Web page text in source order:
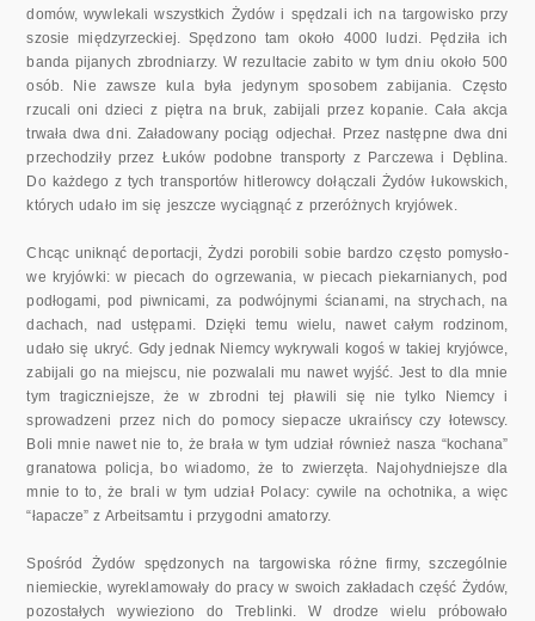
domów, wywlekali wszystkich Żydów i spędzali ich na targowisko przy
szosie międzyrzeckiej. Spędzono tam około 4000 ludzi. Pędziła ich
banda pijanych zbrodniarzy. W rezultacie zabito w tym dniu około 500
osób. Nie zawsze kula była jedynym sposobem zabijania. Czę­sto
rzucali oni dzieci z piętra na bruk, zabijali przez kopanie. Cała akcja
trwała dwa dni. Załadowany pociąg odjechał. Przez następne dwa dni
przechodziły przez Łuków podobne transporty z Parczewa i Dęblina.
Do każdego z tych transportów hitlerowcy dołączali Żydów łukowskich,
któ­rych udało im się jeszcze wyciągnąć z przeróżnych kryjówek.
Chcąc uniknąć deportacji, Żydzi porobili sobie bardzo często pomysło­
we kryjówki: w piecach do ogrzewania, w piecach piekarnianych, pod
podłogami, pod piwnicami, za podwójnymi ścianami, na strychach, na
dachach, nad ustępami. Dzięki temu wielu, nawet całym rodzinom,
udało się ukryć. Gdy jednak Niemcy wykrywali kogoś w takiej kryjówce,
za­bijali go na miejscu, nie pozwalali mu nawet wyjść. Jest to dla mnie
tym tragiczniejsze, że w zbrodni tej pławili się nie tylko Niemcy i
sprowadzeni przez nich do pomocy siepacze ukraińscy czy łotewscy.
Boli mnie nawet nie to, że brała w tym udział również nasza “kochana”
granatowa policja, bo wiadomo, że to zwierzęta. Najohydniejsze dla
mnie to to, że brali w tym udział Polacy: cywile na ochotnika, a więc
“łapacze” z Arbeitsamtu i przygodni amatorzy.
Spośród Żydów spędzonych na targowiska różne firmy, szczególnie
nie­mieckie, wyreklamowały do pracy w swoich zakładach część Żydów,
pozostałych wywieziono do Treblinki. W drodze wielu próbowało